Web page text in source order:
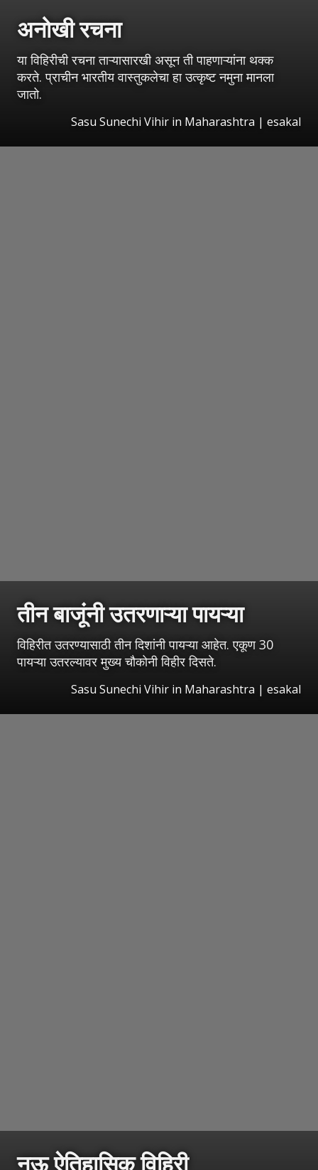
अनोखी रचना
या विहिरीची रचना ताऱ्यासारखी असून ती पाहणाऱ्यांना थक्क
करते. प्राचीन भारतीय वास्तुकलेचा हा उत्कृष्ट नमुना मानला
जातो.
Sasu Sunechi Vihir in Maharashtra | esakal
तीन बाजूंनी उतरणाऱ्या पायऱ्या
विहिरीत उतरण्यासाठी तीन दिशांनी पायऱ्या आहेत. एकूण 30
पायऱ्या उतरल्यावर मुख्य चौकोनी विहीर दिसते.
Sasu Sunechi Vihir in Maharashtra | esakal
नऊ ऐतिहासिक विहिरी